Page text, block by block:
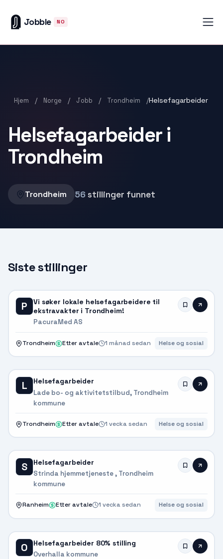
Jobble NO
Hjem / Norge / Jobb / Trondheim /Helsefagarbeider
Helsefagarbeider i
Trondheim
Trondheim 56stillinger funnet
Siste stillinger
P
Vi søker lokale helsefagarbeidere til
ekstravakter i Trondheim!
PacuraMed AS
Trondheim Etter avtale 1 månad sedan Helse og sosial
L Helsefagarbeider
Lade bo- og aktivitetstilbud, Trondheim
kommune
Trondheim Etter avtale 1 vecka sedan Helse og sosial
S Helsefagarbeider
Strinda hjemmetjeneste , Trondheim
kommune
Ranheim Etter avtale 1 vecka sedan Helse og sosial
O Helsefagarbeider 80% stilling
Overhalla kommune